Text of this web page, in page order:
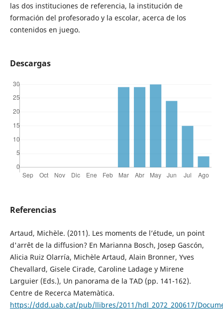
las dos instituciones de referencia, la institución de
formación del profesorado y la escolar, acerca de los
contenidos en juego.
Descargas
Referencias
Artaud, Michèle. (2011). Les moments de l’étude, un point
d'arrêt de la diffusion? En Marianna Bosch, Josep Gascón,
Alicia Ruiz Olarría, Michèle Artaud, Alain Bronner, Yves
Chevallard, Gisele Cirade, Caroline Ladage y Mirene
Larguier (Eds.), Un panorama de la TAD (pp. 141-162).
Centre de Recerca Matemàtica.
https://ddd.uab.cat/pub/llibres/2011/hdl_2072_200617/